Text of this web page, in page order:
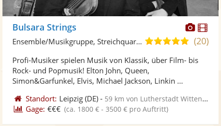
Fotos
Bulsara Strings
5,0
5
(20)
Ensemble/Musikgruppe, Streichquartett • Live-Musiker
Profi-Musiker spielen Musik von Klassik, über Film- bis
Rock- und Popmusik! Elton John, Queen,
Simon&Garfunkel, Elvis, Michael Jackson, Linkin ...
Standort: Leipzig (DE) - 59 km von Lutherstadt Wittenberg
Gage: €€€ (ca. 1800 € - 3500 € pro Auftritt)